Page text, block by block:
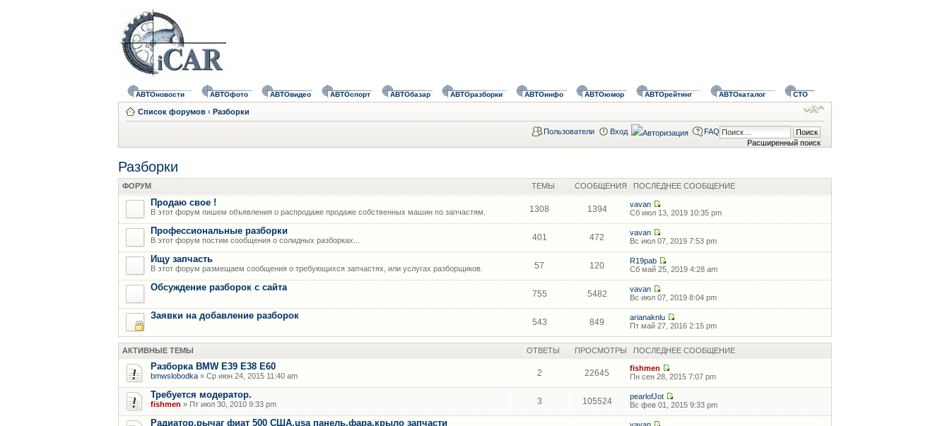
АВТОновости АВТОфото АВТОвидео АВТОспорт АВТОбазар АВТОразборки АВТОинфо АВТОюмор АВТОрейтинг АВТОкаталог СТО
Список форумов ‹ Разборки
Расширенный поиск
Пользователи Вход FAQ
Разборки
ФОРУМ ТЕМЫ СООБЩЕНИЯ ПОСЛЕДНЕЕ СООБЩЕНИЕ
Продаю свое !
В этот форум пишем объявления о распродаже продаже собственных машин по запчастям. 1308 1394
vavan
Сб июл 13, 2019 10:35 pm
Профессиональные разборки
В этот форум постим сообщения о солидных разборках... 401 472
vavan
Вс июл 07, 2019 7:53 pm
Ищу запчасть
В этот форум размещаем сообщения о требующихся запчастях, или услугах разборщиков. 57 120
R19pab
Сб май 25, 2019 4:28 am
Обсуждение разборок с сайта
755 5482
vavan
Вс июл 07, 2019 8:04 pm
Заявки на добавление разборок
543 849
arianaknlu
Пт май 27, 2016 2:15 pm
АКТИВНЫЕ ТЕМЫ ОТВЕТЫ ПРОСМОТРЫ ПОСЛЕДНЕЕ СООБЩЕНИЕ
Разборка BMW E39 E38 E60
bmwslobodka » Ср июн 24, 2015 11:40 am 2 22645
fishmen
Пн сен 28, 2015 7:07 pm
Требуется модератор.
fishmen » Пт июл 30, 2010 9:33 pm 3 105524
pearlofJot
Вс фев 01, 2015 9:33 pm
Радиатор,рычаг фиат 500 США,usa панель,фара,крыло запчасти